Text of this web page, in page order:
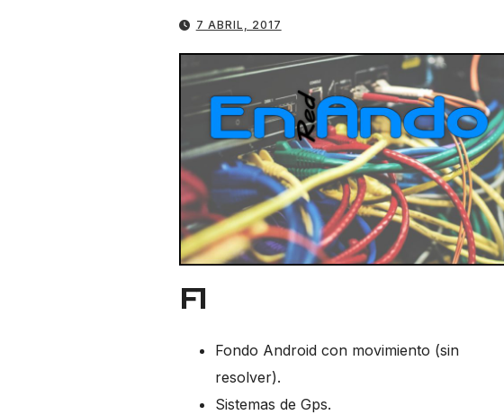
7 ABRIL, 2017
F1
Fondo Android con movimiento (sin
resolver).
Sistemas de Gps.